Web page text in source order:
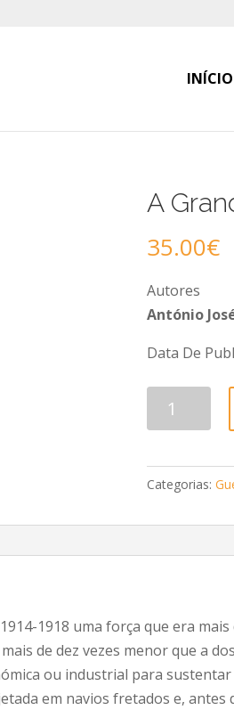
INÍCIO
A
35.00€
Autores
António
Data De
Quantidade
Categorias:
1918 uma força que era
de dez vezes menor que a
ou industrial para
em navios fretados e,